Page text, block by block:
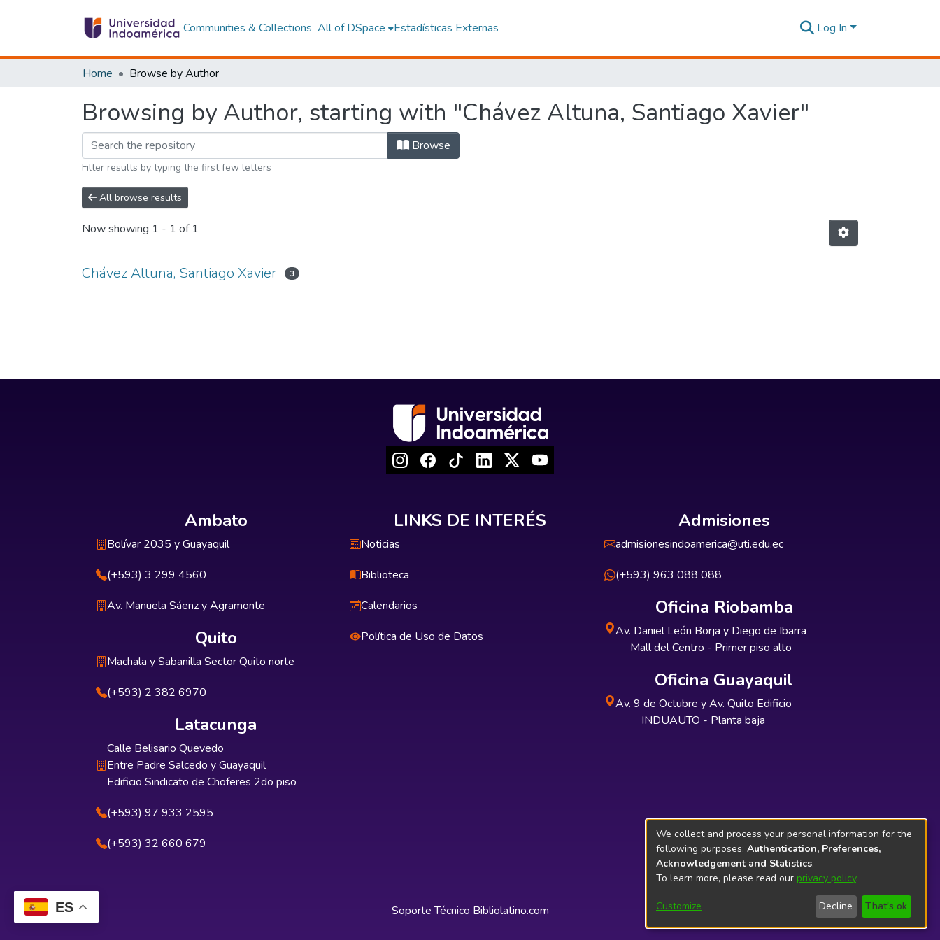
ES
Communities & Collections All of DSpace Estadísticas Externas Log In
Home Browse by Author
Browsing by Author, starting with "Chávez Altuna, Santiago Xavier"
Browse
Filter results by typing the first few letters
All browse results
Now showing 1 - 1 of 1
Chávez Altuna, Santiago Xavier 3
Ambato
Bolívar 2035 y Guayaquil
(+593) 3 299 4560
Av. Manuela Sáenz y Agramonte
Quito
Machala y Sabanilla Sector Quito norte
(+593) 2 382 6970
Latacunga
Calle Belisario Quevedo
Entre Padre Salcedo y Guayaquil
Edificio Sindicato de Choferes 2do piso
(+593) 97 933 2595
(+593) 32 660 679
LINKS DE INTERÉS
Noticias
Biblioteca
Calendarios
Política de Uso de Datos
Admisiones
admisionesindoamerica@uti.edu.ec
(+593) 963 088 088
Oficina Riobamba
Av. Daniel León Borja y Diego de Ibarra
Mall del Centro - Primer piso alto
Oficina Guayaquil
Av. 9 de Octubre y Av. Quito Edificio
INDUAUTO - Planta baja
Soporte Técnico Bibliolatino.com
We collect and process your personal information for the
following purposes: Authentication, Preferences,
Acknowledgement and Statistics.
To learn more, please read our privacy policy.
Customize Decline That's ok